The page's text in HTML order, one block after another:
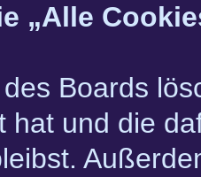
„Alle
Boards
hat und die